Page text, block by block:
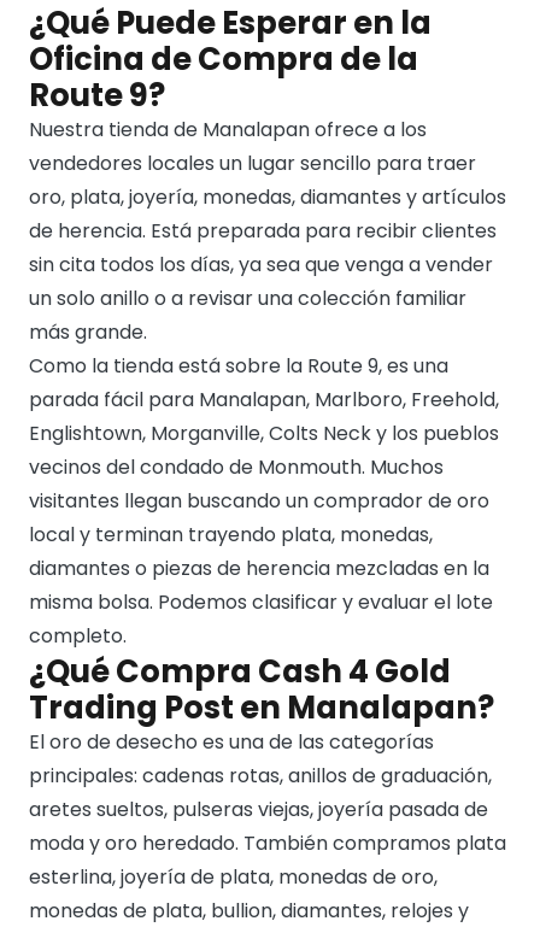
¿Qué Puede Esperar en la
Oficina de Compra de la
Route 9?
Nuestra tienda de Manalapan ofrece a los
vendedores locales un lugar sencillo para traer
oro, plata, joyería, monedas, diamantes y artículos
de herencia. Está preparada para recibir clientes
sin cita todos los días, ya sea que venga a vender
un solo anillo o a revisar una colección familiar
más grande.
Como la tienda está sobre la Route 9, es una
parada fácil para Manalapan, Marlboro, Freehold,
Englishtown, Morganville, Colts Neck y los pueblos
vecinos del condado de Monmouth. Muchos
visitantes llegan buscando un comprador de oro
local y terminan trayendo plata, monedas,
diamantes o piezas de herencia mezcladas en la
misma bolsa. Podemos clasificar y evaluar el lote
completo.
¿Qué Compra Cash 4 Gold
Trading Post en Manalapan?
El oro de desecho es una de las categorías
principales: cadenas rotas, anillos de graduación,
aretes sueltos, pulseras viejas, joyería pasada de
moda y oro heredado. También compramos plata
esterlina, joyería de plata, monedas de oro,
monedas de plata, bullion, diamantes, relojes y